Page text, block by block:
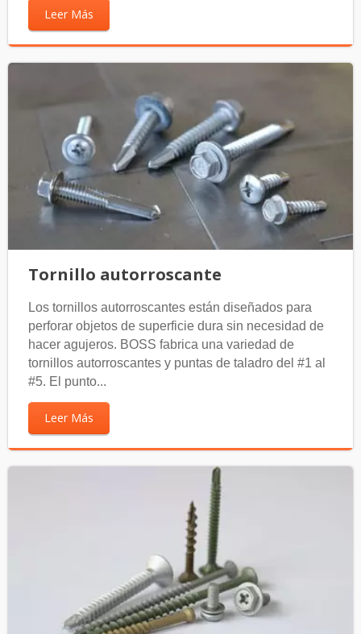
Leer Más
Tornillo autorroscante
Los tornillos autorroscantes están diseñados para
perforar objetos de superficie dura sin necesidad de
hacer agujeros. BOSS fabrica una variedad de
tornillos autorroscantes y puntas de taladro del #1 al
#5. El punto...
Leer Más